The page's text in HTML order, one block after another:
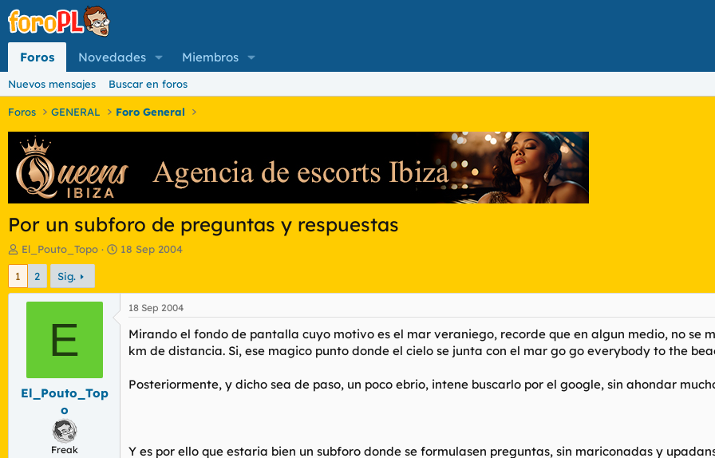
Foros Novedades Miembros
Nuevos mensajes Buscar en foros
Foros GENERAL Foro General
Por un subforo de preguntas y respuestas
I
n
c
d
e
El_Pouto_Topo
F
h
18 Sep 2004
1 2 Sig.
E
El_Pouto_Top
o
Freak
18 Sep 2004
Mirando el fondo de pantalla cuyo motivo es el mar veraniego, recorde que en algun medio, no se
km de distancia. Si, ese magico punto donde el cielo se junta con el mar go go everybody to the
Posteriormente, y dicho sea de paso, un poco ebrio, intene buscarlo por el google, sin ahondar
Y es por ello que estaria bien un subforo donde se formulasen preguntas, sin mariconadas y